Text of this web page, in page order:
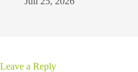
Leave a Reply